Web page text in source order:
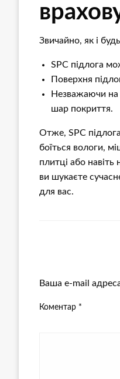
Звичайно, як і
SPC підлога
Поверхня
Незважаючи на
шар покриття.
Отже, SPC
боїться вологи,
плитці або
ви шукаєте
для вас.
Ваша e-mail
Коментар *